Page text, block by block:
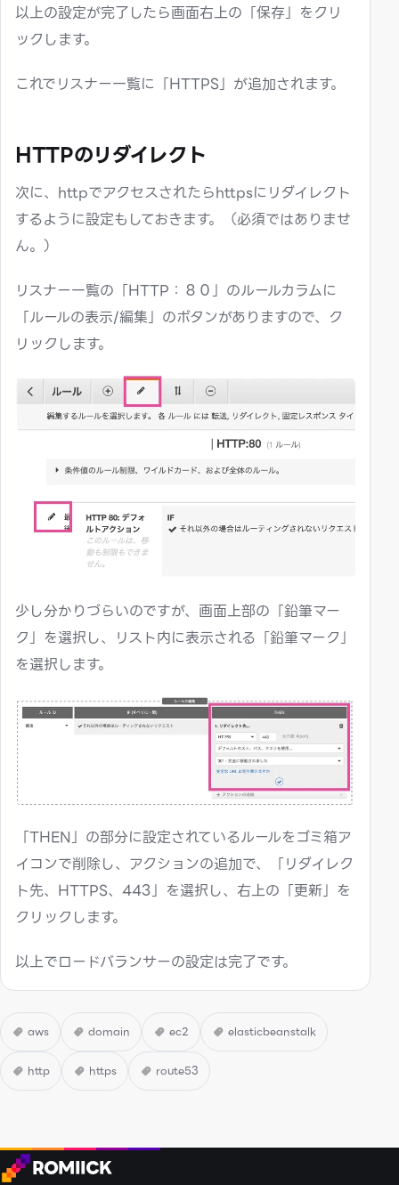
以上の設定が完了したら画面右上の「保存」をクリ
ックします。
これでリスナー一覧に「HTTPS」が追加されます。
HTTPのリダイレクト
次に、httpでアクセスされたらhttpsにリダイレクト
するように設定もしておきます。（必須ではありませ
ん。）
リスナー一覧の「HTTP：８０」のルールカラムに
「ルールの表示/編集」のボタンがありますので、ク
リックします。
少し分かりづらいのですが、画面上部の「鉛筆マー
ク」を選択し、リスト内に表示される「鉛筆マーク」
を選択します。
「THEN」の部分に設定されているルールをゴミ箱ア
イコンで削除し、アクションの追加で、「リダイレク
ト先、HTTPS、443」を選択し、右上の「更新」を
クリックします。
以上でロードバランサーの設定は完了です。
aws domain ec2 elasticbeanstalk
http https route53
ROMIICK